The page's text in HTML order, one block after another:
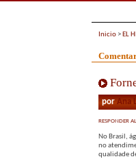
Inicio > EL
porAna
RESPONDER
No Brasil,
no
qualidade